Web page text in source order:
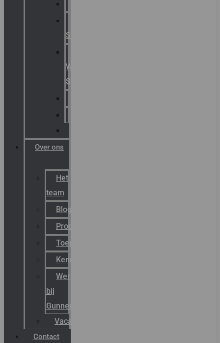
Signaling
Warning
Signals
Over ons
Het
team
Blog
Productnieuws
Toepassingen
Kenniscentrum
Werken
bij
Gunneman
Vacatures
Contact